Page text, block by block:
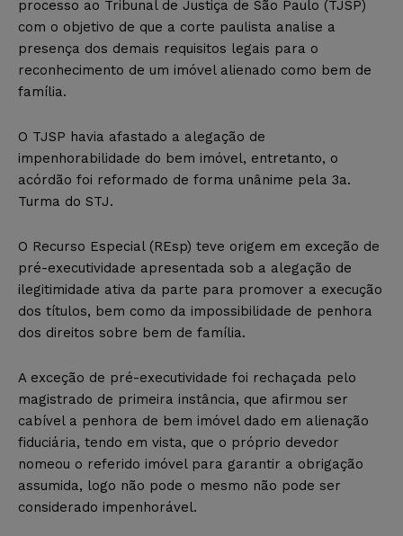
processo ao Tribunal de Justiça de São Paulo (TJSP)
com o objetivo de que a corte paulista analise a
presença dos demais requisitos legais para o
reconhecimento de um imóvel alienado como bem de
família.
O TJSP havia afastado a alegação de
impenhorabilidade do bem imóvel, entretanto, o
acórdão foi reformado de forma unânime pela 3a.
Turma do STJ.
O Recurso Especial (REsp) teve origem em exceção de
pré-executividade apresentada sob a alegação de
ilegitimidade ativa da parte para promover a execução
dos títulos, bem como da impossibilidade de penhora
dos direitos sobre bem de família.
A exceção de pré-executividade foi rechaçada pelo
magistrado de primeira instância, que afirmou ser
cabível a penhora de bem imóvel dado em alienação
fiduciária, tendo em vista, que o próprio devedor
nomeou o referido imóvel para garantir a obrigação
assumida, logo não pode o mesmo não pode ser
considerado impenhorável.